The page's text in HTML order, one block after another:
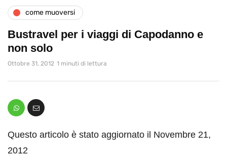
come muoversi
Bustravel per i viaggi di Capodanno e
non solo
Ottobre 31, 2012 1 minuti di lettura
Questo articolo è stato aggiornato il Novembre 21,
2012